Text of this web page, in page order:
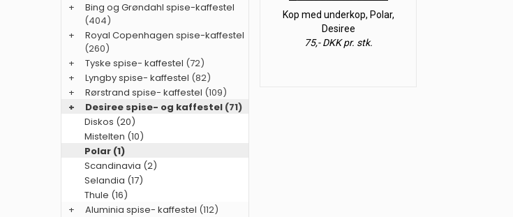
Kop med underkop, Polar,
Desiree
75,- DKK pr. stk.
+
Bing og Grøndahl spise-kaffestel
(404)
+
Royal Copenhagen spise-kaffestel
(260)
+
Tyske spise- kaffestel (72)
+
Lyngby spise- kaffestel (82)
+
Rørstrand spise- kaffestel (109)
+
Desiree spise- og kaffestel (71)
Diskos (20)
Mistelten (10)
Polar (1)
Scandinavia (2)
Selandia (17)
Thule (16)
+
Aluminia spise- kaffestel (112)